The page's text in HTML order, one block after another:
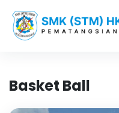
Basket Ball